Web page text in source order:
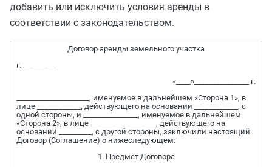
добавить или исключить условия аренды в
соответствии с законодательством.
Договор аренды земельного участка
г. _________
«____»_______________ г.
____________________, именуемое в дальнейшем «Сторона 1», в
лице ____________, действующего на основании ____________, с
одной стороны, и _______________, именуемое в дальнейшем
«Сторона 2», в лице __________________, действующего на
основании _________, с другой стороны, заключили настоящий
Договор (Соглашение) о нижеследующем:
1. Предмет Договора